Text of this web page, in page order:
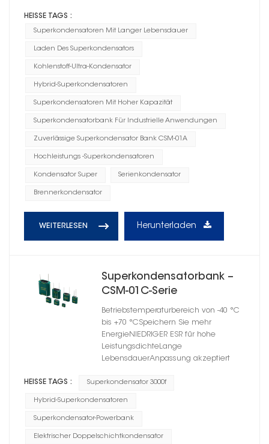
HEISSE TAGS :
Superkondensatoren Mit Langer Lebensdauer
Laden Des Superkondensators
Kohlenstoff-Ultra-Kondensator
Hybrid-Superkondensatoren
Superkondensatoren Mit Hoher Kapazität
Superkondensatorbank Für Industrielle Anwendungen
Zuverlässige Superkondensator Bank CSM-01A
Hochleistungs -Superkondensatoren
Kondensator Super Serienkondensator
Brennerkondensator
WEITERLESEN Herunterladen
Superkondensatorbank –
CSM-01C-Serie
Betriebstemperaturbereich von -40 °C
bis +70 °CSpeichern Sie mehr
EnergieNIEDRIGER ESR für hohe
LeistungsdichteLange
LebensdauerAnpassung akzeptiert
HEISSE TAGS : Superkondensator 3000f
Hybrid-Superkondensatoren
Superkondensator-Powerbank
Elektrischer Doppelschichtkondensator